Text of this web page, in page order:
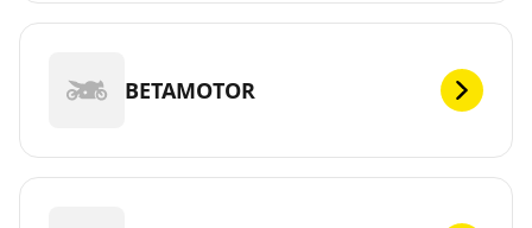
BETAMOTOR